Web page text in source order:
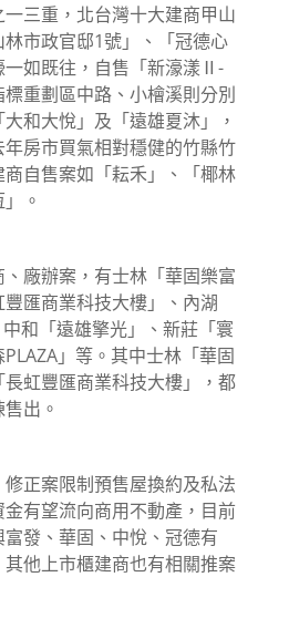
三重，北台灣十大建商甲山
市政官邸1號」、「冠德心
一如既往，自售「新濠漾Ⅱ-
重劃區中路、小檜溪則分別
和大悅」及「遠雄夏沐」，
房市買氣相對穩健的竹縣竹
自售案如「耘禾」、「椰林
。
廠辦案，有士林「華固樂富
匯商業科技大樓」、內湖
中和「遠雄擎光」、新莊「寰
」等。其中士林「華固
虹豐匯商業科技大樓」，都
出。
正案限制預售屋換約及私法
有望流向商用不動產，目前
發、華固、中悅、冠德有
他上市櫃建商也有相關推案